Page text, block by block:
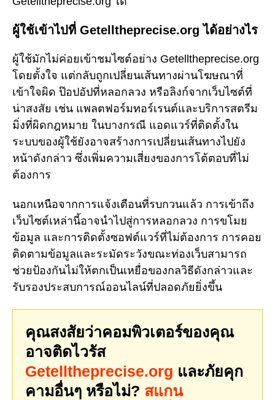
ผู้ใช้เข้าไปที่ Getelltheprecise.org ได้อย่างไร
ผู้ใช้มักไม่ค่อยเข้าชมไซต์อย่าง Getelltheprecise.org
โดยตั้งใจ แต่กลับถูกเปลี่ยนเส้นทางผ่านโฆษณาที่
เข้าใจผิด ป๊อปอัปที่หลอกลวง หรือลิงก์จากเว็บไซต์ที่
น่าสงสัย เช่น แพลตฟอร์มทอร์เรนต์และบริการสตรีม
มิ่งที่ผิดกฎหมาย ในบางกรณี แอดแวร์ที่ติดตั้งใน
ระบบของผู้ใช้ยังอาจสร้างการเปลี่ยนเส้นทางไปยัง
หน้าดังกล่าว ซึ่งเพิ่มความเสี่ยงของการโต้ตอบที่ไม่
ต้องการ
นอกเหนือจากการแจ้งเตือนที่รบกวนแล้ว การเข้าถึง
เว็บไซต์เหล่านี้อาจนำไปสู่การหลอกลวง การขโมย
ข้อมูล และการติดตั้งซอฟต์แวร์ที่ไม่ต้องการ การคอย
ติดตามข้อมูลและระมัดระวังขณะท่องเว็บสามารถ
ช่วยป้องกันไม่ให้ตกเป็นเหยื่อของกลวิธีดังกล่าวและ
รับรองประสบการณ์ออนไลน์ที่ปลอดภัยยิ่งขึ้น
คุณสงสัยว่าคอมพิวเตอร์ของคุณ
อาจติดไวรัส
Getelltheprecise.org และภัยคุก
คามอื่นๆ หรือไม่? สแกน